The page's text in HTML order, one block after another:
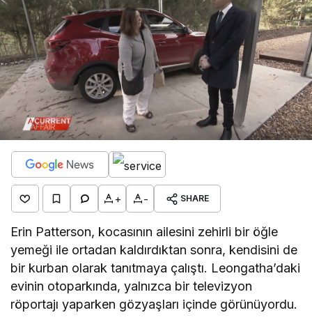
+ - SHARE
Erin Patterson, kocasının ailesini zehirli bir öğle
yemeği ile ortadan kaldırdıktan sonra, kendisini de
bir kurban olarak tanıtmaya çalıştı. Leongatha’daki
evinin otoparkında, yalnızca bir televizyon
röportajı yaparken gözyaşları içinde görünüyordu.